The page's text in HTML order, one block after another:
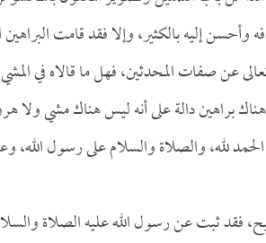
وأحسن إليه بالكثير، وإلا فقد قامت
عن صفات المحدثين، فهل ما قالاه في
براهين دالة على أنه ليس هناك مشي ولا
لله، والصلاة والسلام على رسول الله،
فقد ثبت عن رسول الله عليه الصلاة